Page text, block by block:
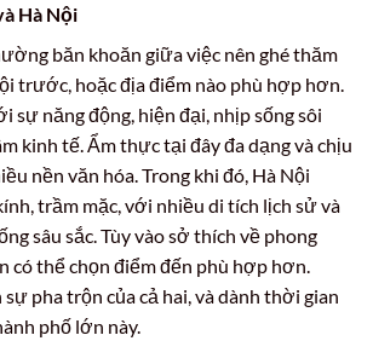
Hà Nội
băn khoăn giữa việc nên ghé thăm
trước, hoặc địa điểm nào phù hợp hơn.
sự năng động, hiện đại, nhịp sống sôi
kinh tế. Ẩm thực tại đây đa dạng và chịu
nền văn hóa. Trong khi đó, Hà Nội
trầm mặc, với nhiều di tích lịch sử và
sâu sắc. Tùy vào sở thích về phong
có thể chọn điểm đến phù hợp hơn.
pha trộn của cả hai, và dành thời gian
phố lớn này.